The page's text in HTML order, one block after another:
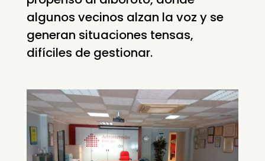
algunos vecinos alzan la voz y se
generan situaciones tensas,
difíciles de gestionar.